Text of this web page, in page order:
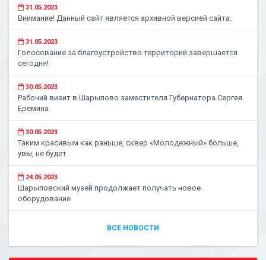
31.05.2023
Внимание! Данный сайт является архивной версией сайта.
31.05.2023
Голосование за благоустройство территорий завершается
сегодня!
30.05.2023
Рабочий визит в Шарыпово заместителя Губернатора Сергея
Ерёмина
30.05.2023
Таким красивым как раньше, сквер «Молодежный» больше,
увы, не будет
24.05.2023
Шарыповский музей продолжает получать новое
оборудование
ВСЕ НОВОСТИ